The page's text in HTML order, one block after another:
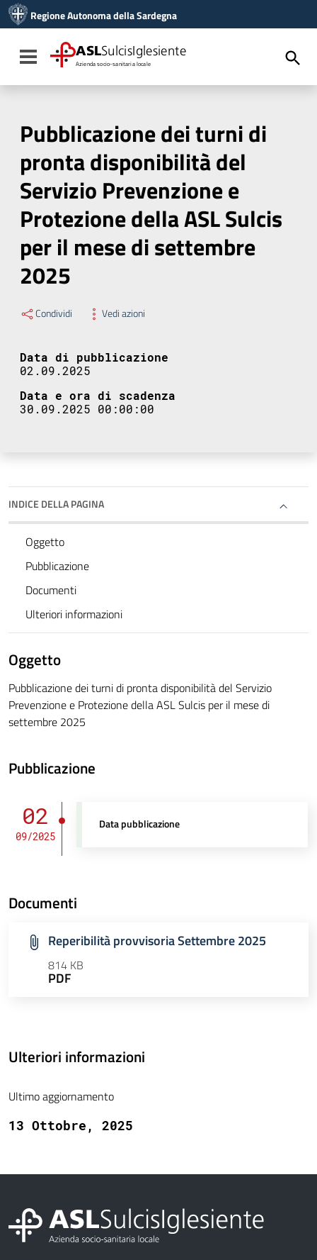
Vai al menu di navigazione
Vai al footer
Regione Autonoma della Sardegna
Toggle navigation
ASLSulcisIglesiente
Azienda socio-sanitaria locale
Pubblicazione dei turni di
pronta disponibilità del
Servizio Prevenzione e
Protezione della ASL Sulcis
per il mese di settembre
2025
Condividi Vedi azioni
Data di pubblicazione
02.09.2025
Data e ora di scadenza
30.09.2025 00:00:00
INDICE DELLA PAGINA
Oggetto
Pubblicazione
Documenti
Ulteriori informazioni
Oggetto
Pubblicazione dei turni di pronta disponibilità del Servizio
Prevenzione e Protezione della ASL Sulcis per il mese di
settembre 2025
Pubblicazione
02
09/2025
Data pubblicazione
Documenti
Reperibilità provvisoria Settembre 2025
814 KB
PDF
Ulteriori informazioni
Ultimo aggiornamento
13 Ottobre, 2025